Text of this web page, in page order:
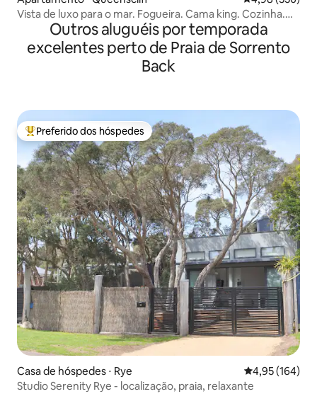
Vista de luxo para o mar. Fogueira. Cama king. Cozinha.
Jardim.Outros aluguéis por temporada
excelentes perto de Praia de Sorrento
Back
Entre os melhores preferidos dos hóspedes
Preferido dos hóspedes
Casa de hóspedes ⋅ Rye 4,95 de uma
4,95 (164)
Studio Serenity Rye - localização, praia, relaxante